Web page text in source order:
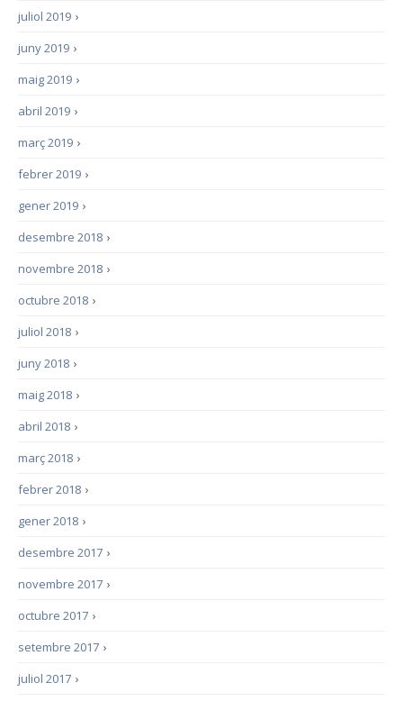
›
juliol 2019
›
juny 2019
›
maig 2019
›
abril 2019
›
març 2019
›
febrer 2019
›
gener 2019
›
desembre 2018
›
novembre 2018
›
octubre 2018
›
juliol 2018
›
juny 2018
›
maig 2018
›
abril 2018
›
març 2018
›
febrer 2018
›
gener 2018
›
desembre 2017
›
novembre 2017
›
octubre 2017
›
setembre 2017
›
juliol 2017